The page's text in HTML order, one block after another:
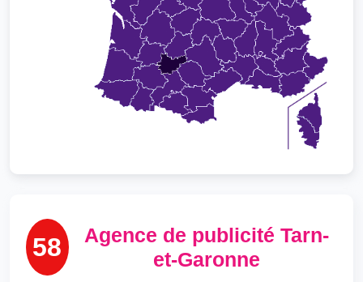
58
Agence de publicité Tarn-
et-Garonne